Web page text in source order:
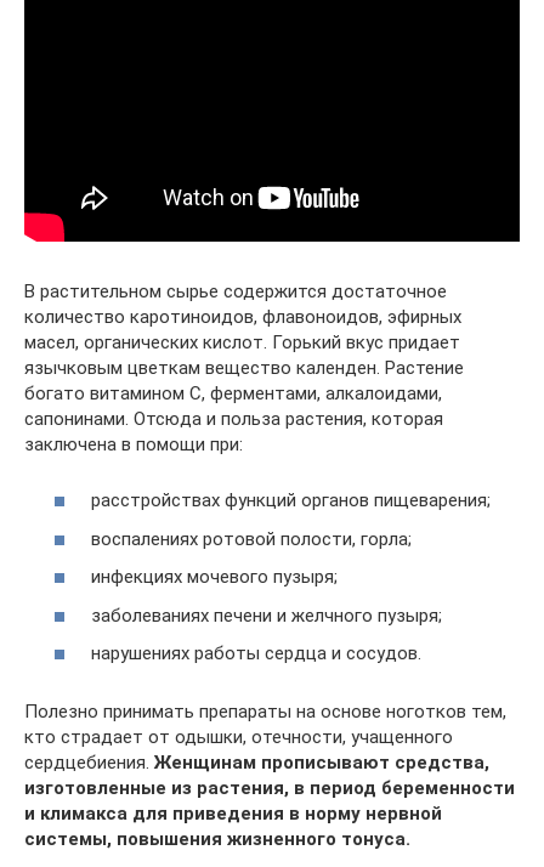
В растительном сырье содержится достаточное
количество каротиноидов, флавоноидов, эфирных
масел, органических кислот. Горький вкус придает
язычковым цветкам вещество календен. Растение
богато витамином С, ферментами, алкалоидами,
сапонинами. Отсюда и польза растения, которая
заключена в помощи при:
расстройствах функций органов пищеварения;
воспалениях ротовой полости, горла;
инфекциях мочевого пузыря;
заболеваниях печени и желчного пузыря;
нарушениях работы сердца и сосудов.
Полезно принимать препараты на основе ноготков тем,
кто страдает от одышки, отечности, учащенного
сердцебиения. Женщинам прописывают средства,
изготовленные из растения, в период беременности
и климакса для приведения в норму нервной
системы, повышения жизненного тонуса.